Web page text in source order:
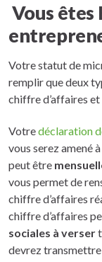
Vous êtes
Votre statut de
remplir que deux
chiffre d’affaires
Votredéclaration
vous serez amené
peut être
vous permet de
chiffre d’affaires
chiffre d’affaires
sociales à verser
devrez